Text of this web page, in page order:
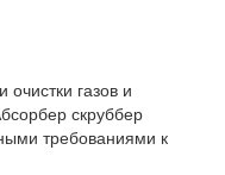
газов и
скруббер
требованиями к